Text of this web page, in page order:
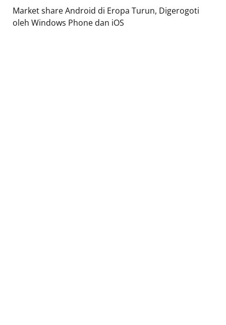
Market share Android di Eropa Turun, Digerogoti
oleh Windows Phone dan iOS